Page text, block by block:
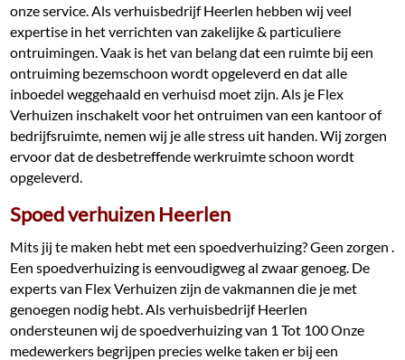
onze service. Als verhuisbedrijf Heerlen hebben wij veel
expertise in het verrichten van zakelijke & particuliere
ontruimingen. Vaak is het van belang dat een ruimte bij een
ontruiming bezemschoon wordt opgeleverd en dat alle
inboedel weggehaald en verhuisd moet zijn. Als je Flex
Verhuizen inschakelt voor het ontruimen van een kantoor of
bedrijfsruimte, nemen wij je alle stress uit handen. Wij zorgen
ervoor dat de desbetreffende werkruimte schoon wordt
opgeleverd.
Spoed verhuizen Heerlen
Mits jij te maken hebt met een spoedverhuizing? Geen zorgen .
Een spoedverhuizing is eenvoudigweg al zwaar genoeg. De
experts van Flex Verhuizen zijn de vakmannen die je met
genoegen nodig hebt. Als verhuisbedrijf Heerlen
ondersteunen wij de spoedverhuizing van 1 Tot 100 Onze
medewerkers begrijpen precies welke taken er bij een